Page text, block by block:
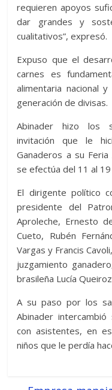
requieren apoyos
dar grandes y
cualitativos”, expresó.
Expuso que el
carnes es
alimentaria nacional
generación de divisas.
Abinader hizo los
invitación que le
Ganaderos a su
se efectúa del 11 al
El dirigente político
presidente del
Aproleche, Ernesto
Cueto, Rubén
Vargas y Francis
juzgamiento
brasileña Lucía
A su paso por los
Abinader
con asistentes, en
niños que le perdía